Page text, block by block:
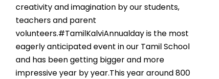
creativity and imagination by our students,
teachers and parent
volunteers.#TamilKalviAnnualday is the most
eagerly anticipated event in our Tamil School
and has been getting bigger and more
impressive year by year.This year around 800